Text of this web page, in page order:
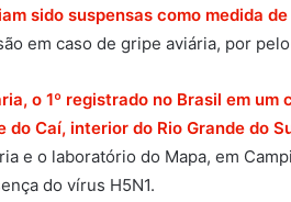
sido suspensas como medida
em caso de gripe aviária, por
o 1º registrado no Brasil em
do Caí, interior do Rio Grande do
e o laboratório do Mapa, em
do vírus H5N1.